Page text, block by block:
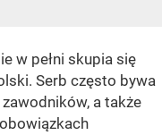
w pełni skupia się
Serb często bywa
a także